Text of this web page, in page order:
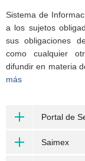
Sistema de
a los sujetos
sus obligaciones
como cualquier
difundir en materia
más
Portal de
Saimex